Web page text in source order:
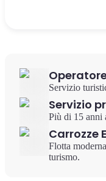
Servizio
Servizio
Più di 15 anni
Carrozze
Flotta
turismo.